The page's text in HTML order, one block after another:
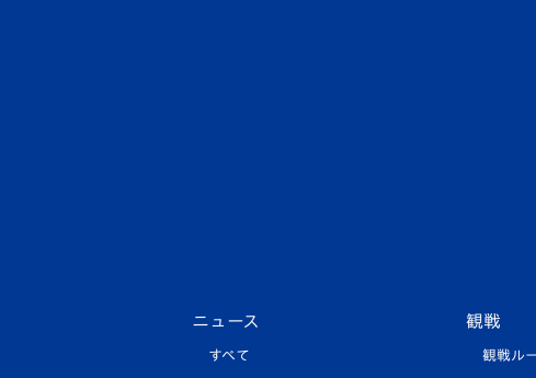
ニュース
すべて
観戦
観戦ル